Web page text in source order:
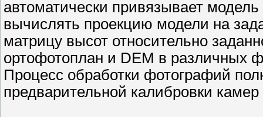
автоматически привязывает
вычислять проекцию модели на
матрицу высот относительно
ортофотоплан и DEM в различных
Процесс обработки фотографий
предварительной калибровки